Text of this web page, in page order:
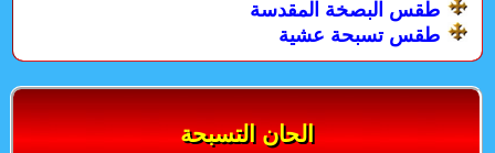
طقس البصخة المقدسة
طقس تسبحة عشية
الحان التسبحة